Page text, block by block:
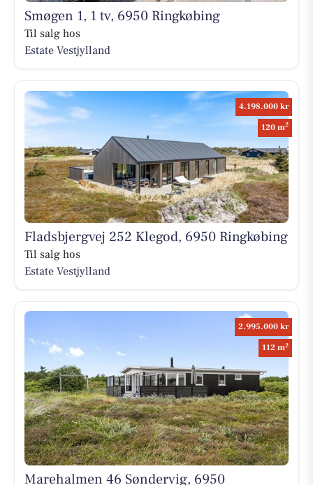
Smøgen 1, 1 tv, 6950 Ringkøbing
Til salg hos
Estate Vestjylland
4.198.000 kr
120 m2
Fladsbjergvej 252 Klegod, 6950 Ringkøbing
Til salg hos
Estate Vestjylland
2.995.000 kr
112 m2
Marehalmen 46 Søndervig, 6950